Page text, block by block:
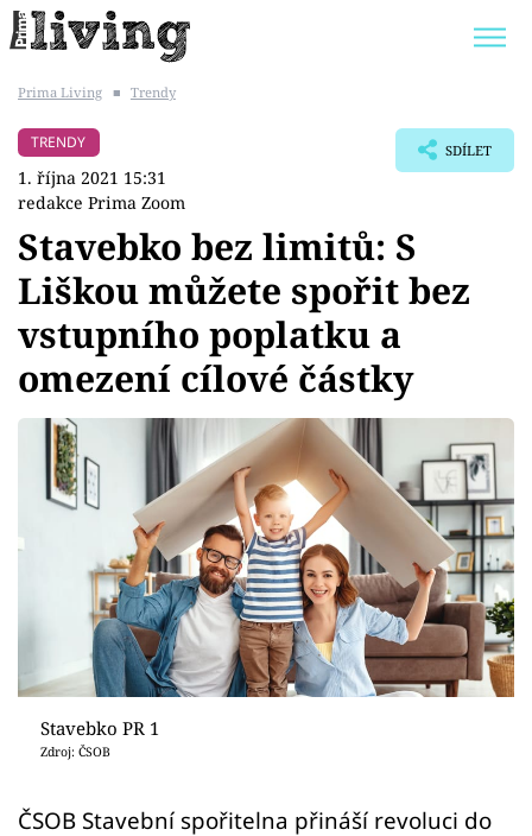
BYDLENÍ SLAVNÝCH
Témata
Bydlení
Zahrada
Design
Sledujte prima+
Přihlášení
Sledujte nás
Prima Living ■ Trendy
TRENDY
1. října 2021 15:31
redakce Prima Zoom
SDÍLET
Stavebko bez limitů: S
Liškou můžete spořit bez
vstupního poplatku a
omezení cílové částky
Stavebko PR 1
Zdroj: ČSOB
ČSOB Stavební spořitelna přináší revoluci do